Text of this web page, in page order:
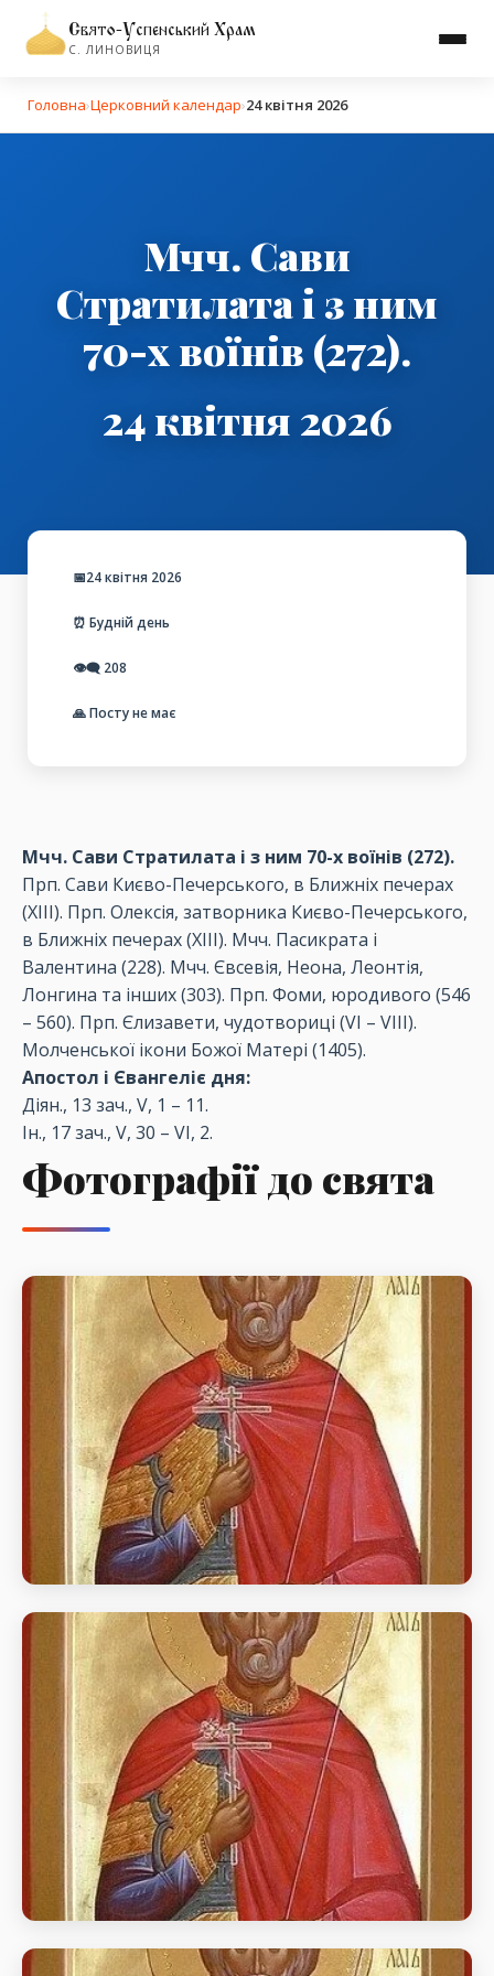
Свято-Успенський Храм
С. ЛИНОВИЦЯ
Головна›Церковний календар›24 квітня 2026
Мчч. Сави
Стратилата і з ним
70-х воїнів (272).
24 квітня 2026
📅24 квітня 2026
⏰ Будній день
👁️‍🗨️ 208
🙏 Посту не має
Мчч. Сави Стратилата і з ним 70-х воїнів (272).
Прп. Сави Києво-Печерського, в Ближніх печерах
(ХІІІ). Прп. Олексія, затворника Києво-Печерського,
в Ближніх печерах (ХІІІ). Мчч. Пасикрата і
Валентина (228). Мчч. Євсевія, Неона, Леонтія,
Лонгина та інших (303). Прп. Фоми, юродивого (546
– 560). Прп. Єлизавети, чудотвориці (VІ – VІІІ).
Молченської ікони Божої Матері (1405).
Апостол і Євангеліє дня:
Діян., 13 зач., V, 1 – 11.
Ін., 17 зач., V, 30 – VI, 2.
Фотографії до свята
Мчч. Сави Стратилата і з ним 70-х
воїнів
день пам’яті Мчч. Сави Стратилата і з ним 70-х
воїнів (272).
Мчч. Сави Стратилата і з ним 70-х